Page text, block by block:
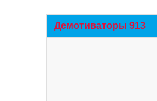
Демотиваторы 913